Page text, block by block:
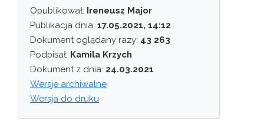
Opublikował: Ireneusz Major
Publikacja dnia: 17.05.2021, 14:12
Dokument oglądany razy: 43 263
Podpisał: Kamila Krzych
Dokument z dnia: 24.03.2021
Wersje archiwalne
Wersja do druku